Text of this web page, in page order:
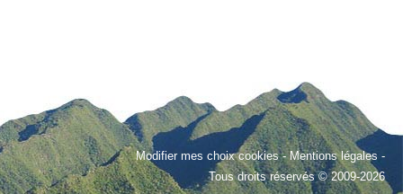
Modifier mes choix cookies-Mentions légales -
Tous droits réservés © 2009-2026